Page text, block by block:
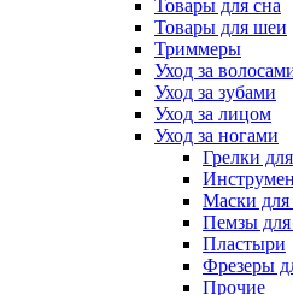
Товары для сна
Товары для шеи
Триммеры
Уход за
Уход за зубами
Уход за лицом
Уход за ногами
Грелки
Маски для
Пемзы для
Пластыри
Фрезеры
Прочие